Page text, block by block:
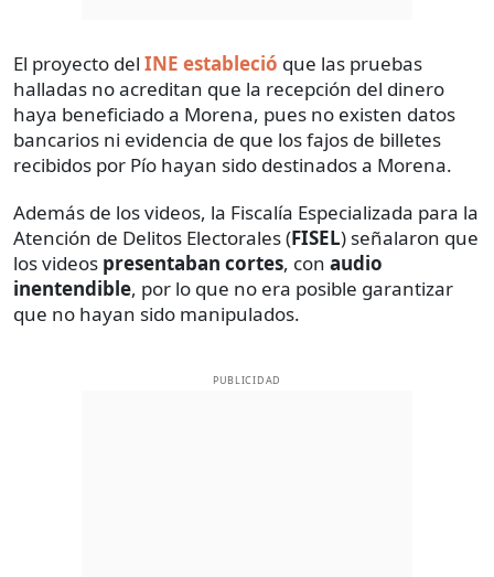
El proyecto del INE estableció que las pruebas
halladas no acreditan que la recepción del dinero
haya beneficiado a Morena, pues no existen datos
bancarios ni evidencia de que los fajos de billetes
recibidos por Pío hayan sido destinados a Morena.
Además de los videos, la Fiscalía Especializada para la
Atención de Delitos Electorales (FISEL) señalaron que
los videos presentaban cortes, con audio
inentendible, por lo que no era posible garantizar
que no hayan sido manipulados.
PUBLICIDAD